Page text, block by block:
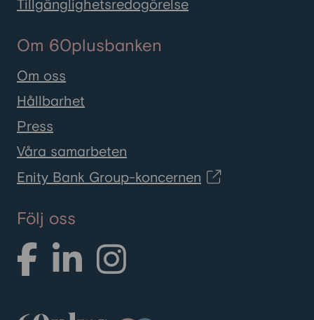
Tillgänglighetsredogörelse
Om 60plusbanken
Om oss
Hållbarhet
Press
Våra samarbeten
Enity Bank Group-koncernen
Följ oss